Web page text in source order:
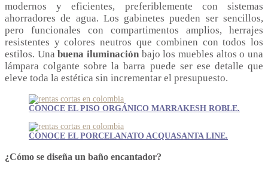
modernos y eficientes, preferiblemente con sistemas
ahorradores de agua. Los gabinetes pueden ser sencillos,
pero funcionales con compartimentos amplios, herrajes
resistentes y colores neutros que combinen con todos los
estilos. Unabuena iluminación bajo los muebles altos o una
lámpara colgante sobre la barra puede ser ese detalle que
eleve toda la estética sin incrementar el presupuesto.
CONOCE EL PISO ORGÁNICO MARRAKESH ROBLE.
CONOCE EL PORCELANATO ACQUASANTA LINE.
¿Cómo se diseña un baño encantador?